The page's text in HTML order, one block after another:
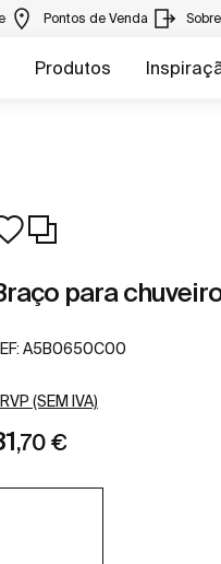
Pontos de Venda
Produtos
para
A5B0650C00
(SEM IVA)
,70 €